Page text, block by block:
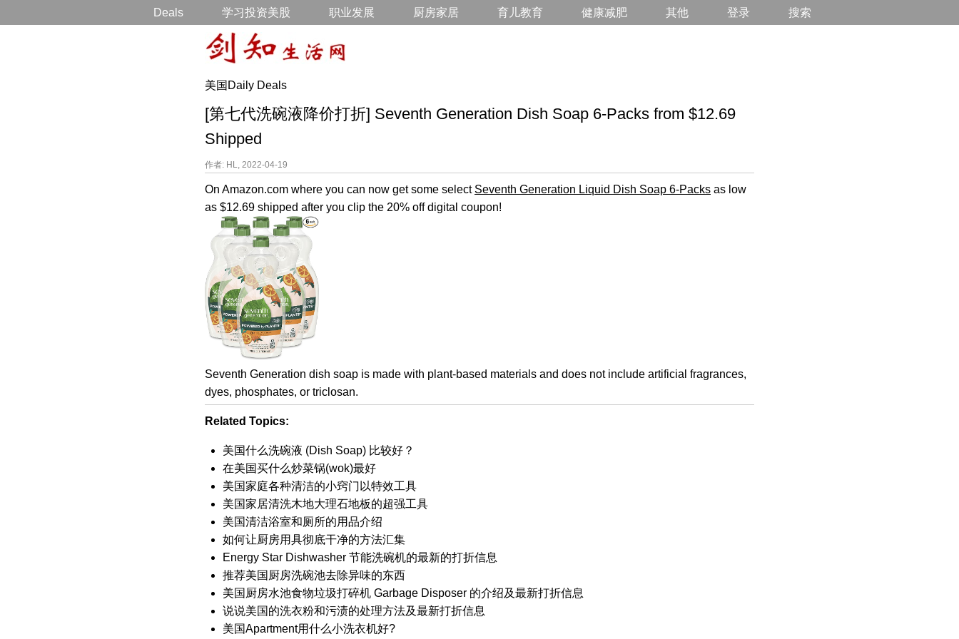
Deals 学习投资美股 职业发展 厨房家居 育儿教育 健康减肥 其他 登录 搜索
美国Daily Deals
[第七代洗碗液降价打折] Seventh Generation Dish Soap 6-Packs from $12.69
Shipped
作者: HL, 2022-04-19
On Amazon.com where you can now get some select Seventh Generation Liquid Dish Soap 6-Packs as low
as $12.69 shipped after you clip the 20% off digital coupon!
Seventh Generation dish soap is made with plant-based materials and does not include artificial fragrances,
dyes, phosphates, or triclosan.
Related Topics:
美国什么洗碗液 (Dish Soap) 比较好？
在美国买什么炒菜锅(wok)最好
美国家庭各种清洁的小窍门以特效工具
美国家居清洗木地大理石地板的超强工具
美国清洁浴室和厕所的用品介绍
如何让厨房用具彻底干净的方法汇集
Energy Star Dishwasher 节能洗碗机的最新的打折信息
推荐美国厨房洗碗池去除异味的东西
美国厨房水池食物垃圾打碎机 Garbage Disposer 的介绍及最新打折信息
说说美国的洗衣粉和污渍的处理方法及最新打折信息
美国Apartment用什么小洗衣机好?